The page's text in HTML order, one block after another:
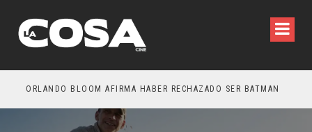
ORLANDO BLOOM AFIRMA HABER RECHAZADO SER BATMAN